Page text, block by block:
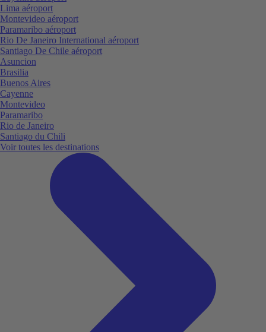
Lima aéroport
Montevideo aéroport
Paramaribo aéroport
Rio De Janeiro International aéroport
Santiago De Chile aéroport
Asuncion
Brasilia
Buenos Aires
Cayenne
Montevideo
Paramaribo
Rio de Janeiro
Santiago du Chili
Voir toutes les destinations